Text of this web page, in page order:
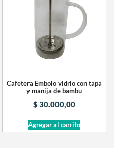
Cafetera Embolo vidrio con tapa
y manija de bambu
$30.000,00
Agregar al carrito